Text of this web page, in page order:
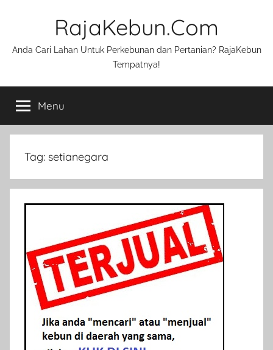
RajaKebun.Com
Anda Cari Lahan Untuk Perkebunan dan Pertanian? RajaKebun
Tempatnya!
Menu
Tag: setianegara